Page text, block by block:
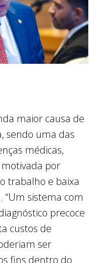
maior causa de
sendo uma das
médicas,
por
trabalho e baixa
“Um sistema com
precoce
custos de
ser
fins dentro do